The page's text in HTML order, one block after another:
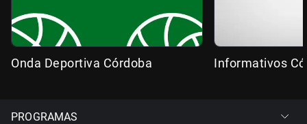
Onda Deportiva Córdoba Informativos
PROGRAMAS